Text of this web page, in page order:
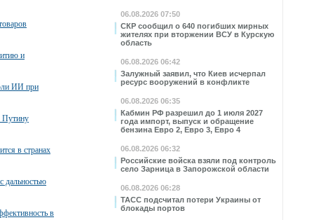
06.08.2026 07:50
СКР сообщил о 640 погибших мирных
жителях при вторжении ВСУ в Курскую
область
06.08.2026 06:42
Залужный заявил, что Киев исчерпал
ресурс вооружений в конфликте
06.08.2026 06:35
Кабмин РФ разрешил до 1 июля 2027
года импорт, выпуск и обращение
бензина Евро 2, Евро 3, Евро 4
06.08.2026 06:32
Российские войска взяли под контроль
село Зарница в Запорожской области
06.08.2026 06:28
ТАСС подсчитал потери Украины от
блокады портов
и
ИИ при
Путину
в странах
дальностью
в